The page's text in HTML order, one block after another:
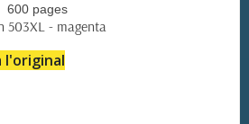
600 pages
503XL - magenta
l'original